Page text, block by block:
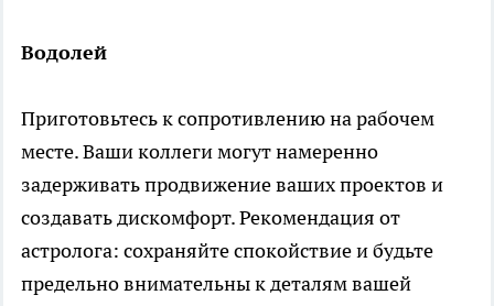
Водолей
Приготовьтесь к сопротивлению на рабочем
месте. Ваши коллеги могут намеренно
задерживать продвижение ваших проектов и
создавать дискомфорт. Рекомендация от
астролога: сохраняйте спокойствие и будьте
предельно внимательны к деталям вашей